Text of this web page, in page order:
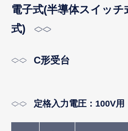
電子式(半導体スイッチ
式)
C形受台
定格入力電圧：100V用